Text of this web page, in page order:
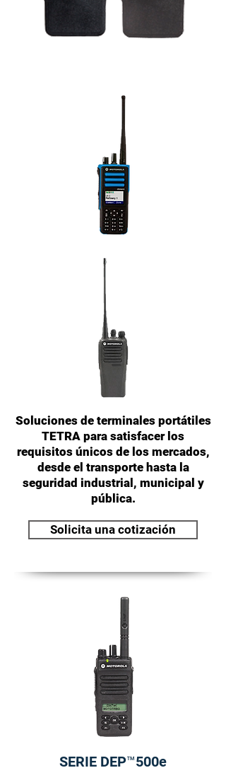
SERIE DEP™500e​​
Solicita una cotización
Soluciones de terminales portátiles
TETRA para satisfacer los
requisitos únicos de los mercados,
desde el transporte hasta la
seguridad industrial, municipal y
pública.